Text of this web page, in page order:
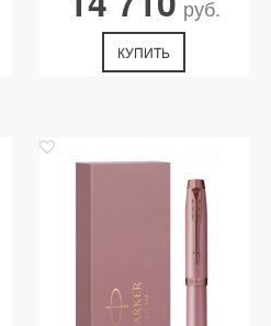
руб.
КУПИТЬ